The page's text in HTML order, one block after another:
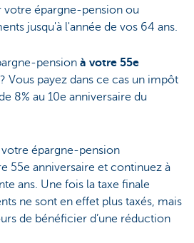
votre épargne-pension ou
jusqu'à l'année de vos 64 ans.
pension à votre 55e
? Vous payez dans ce cas un impôt
8% au 10e anniversaire du
épargne-pension
55e anniversaire et continuez à
ans. Une fois la taxe finale
ne sont en effet plus taxés, mais
de bénéficier d’une réduction